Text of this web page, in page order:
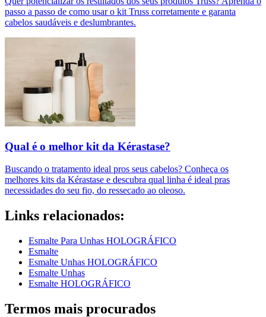
passo a passo de como usar o kit Truss corretamente e garanta
cabelos saudáveis e deslumbrantes.
Qual é o melhor kit da Kérastase?
Buscando o tratamento ideal pros seus cabelos? Conheça os
melhores kits da Kérastase e descubra qual linha é ideal pras
necessidades do seu fio, do ressecado ao oleoso.
Links relacionados:
Esmalte Para Unhas HOLOGRÁFICO
Esmalte
Esmalte Unhas HOLOGRÁFICO
Esmalte Unhas
Esmalte HOLOGRÁFICO
Termos mais procurados